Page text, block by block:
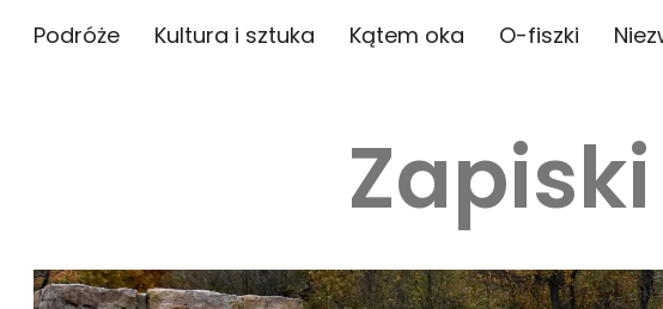
Podróże Kultura i sztuka Kątem oka O-fiszki